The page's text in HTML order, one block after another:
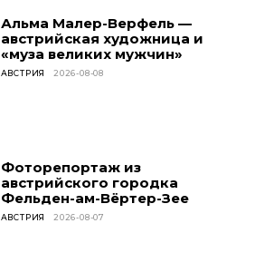
Альма Малер-Верфель —
австрийская художница и
«муза великих мужчин»
АВСТРИЯ 2026-08-08
Фоторепортаж из
австрийского городка
Фельден-ам-Вёртер-Зее
АВСТРИЯ 2026-08-07